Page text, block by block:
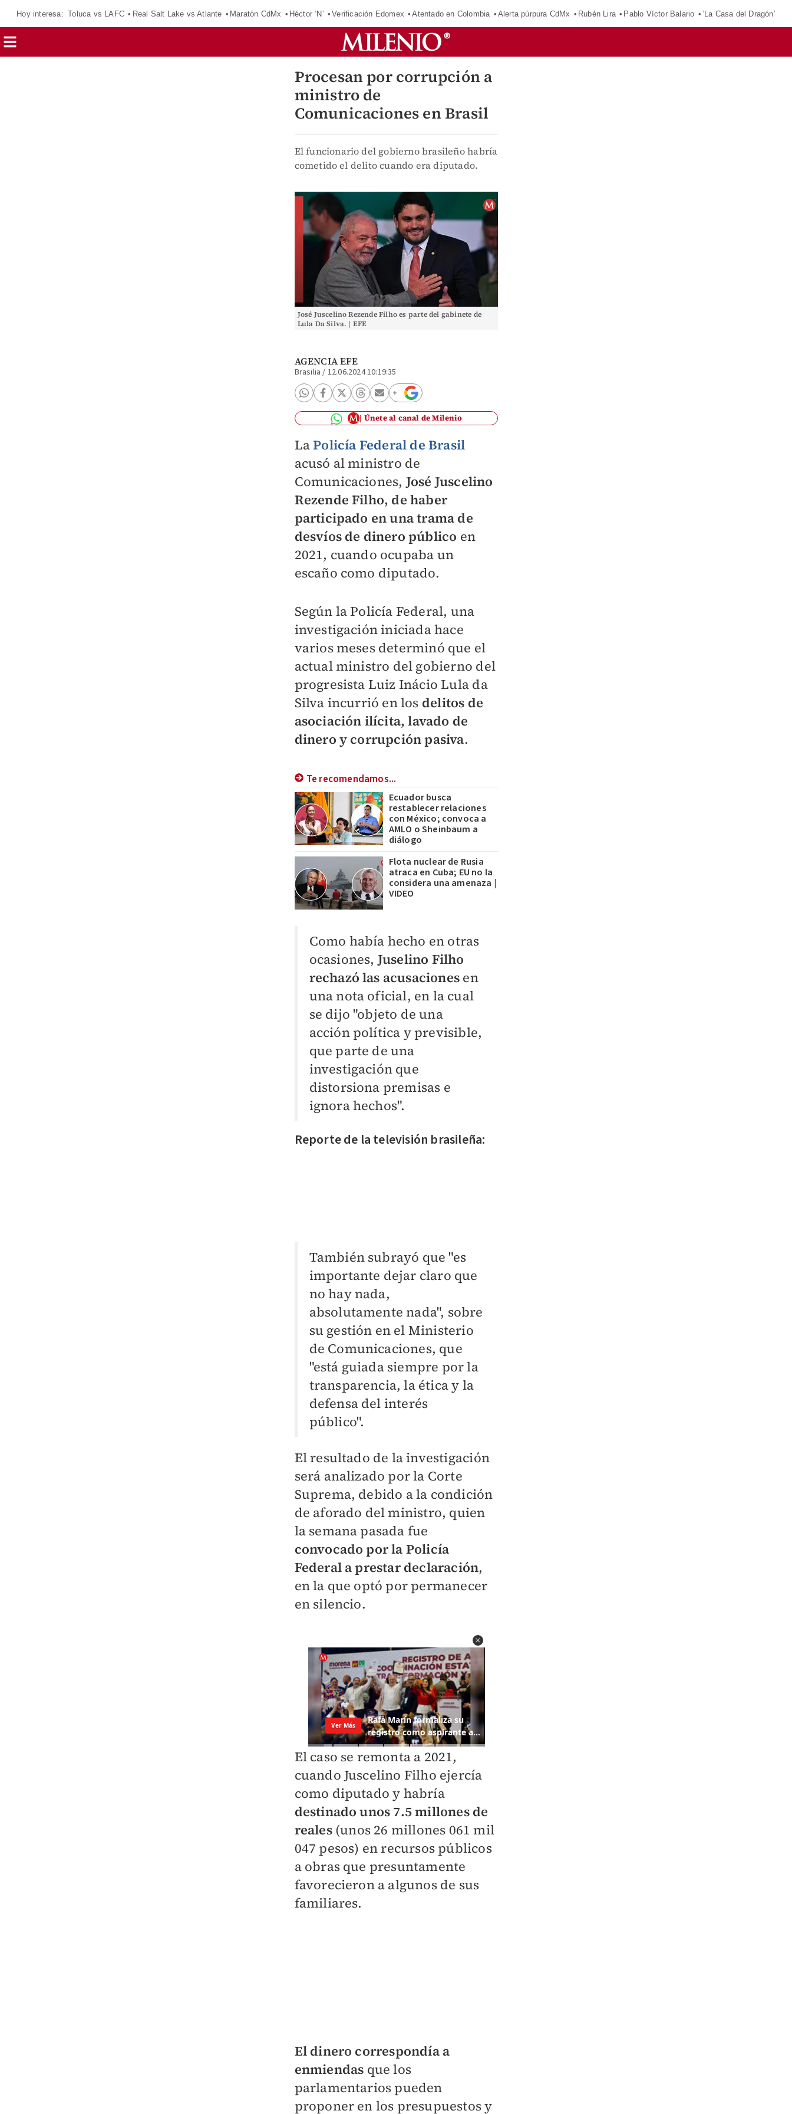
Hoy interesa: Toluca vs LAFC Real Salt Lake vs Atlante Maratón CdMx Héctor ‘N’ Verificación Edomex Atentado en Colombia Alerta púrpura CdMx Rubén Lira Pablo Víctor Balario ‘La Casa del Dragón’
Procesan por corrupción a
ministro de
Comunicaciones en Brasil
El funcionario del gobierno brasileño habría
cometido el delito cuando era diputado.
José Juscelino Rezende Filho es parte del gabinete de
Lula Da Silva. | EFE
AGENCIA EFE
Brasilia / 12.06.2024 10:19:35
Únete al canal de Milenio
LaPolicía Federal de Brasil
acusó al ministro de
Comunicaciones, José Juscelino
Rezende Filho, de haber
participado en una trama de
desvíos de dinero público en
2021, cuando ocupaba un
escaño como diputado.
Según la Policía Federal, una
investigación iniciada hace
varios meses determinó que el
actual ministro del gobierno del
progresista Luiz Inácio Lula da
Silva incurrió en los delitos de
asociación ilícita, lavado de
dinero y corrupción pasiva.
Te recomendamos...
Ecuador busca
restablecer relaciones
con México; convoca a
AMLO o Sheinbaum a
diálogo
Flota nuclear de Rusia
atraca en Cuba; EU no la
considera una amenaza |
VIDEO
Como había hecho en otras
ocasiones, Juselino Filho
rechazó las acusaciones en
una nota oficial, en la cual
se dijo "objeto de una
acción política y previsible,
que parte de una
investigación que
distorsiona premisas e
ignora hechos".
Reporte de la televisión brasileña:
También subrayó que "es
importante dejar claro que
no hay nada,
absolutamente nada", sobre
su gestión en el Ministerio
de Comunicaciones, que
"está guiada siempre por la
transparencia, la ética y la
defensa del interés
público".
El resultado de la investigación
será analizado por la Corte
Suprema, debido a la condición
de aforado del ministro, quien
la semana pasada fue
convocado por la Policía
Federal a prestar declaración,
en la que optó por permanecer
en silencio.
El caso se remonta a 2021,
cuando Juscelino Filho ejercía
como diputado y habría
destinado unos 7.5 millones de
reales (unos 26 millones 061 mil
047 pesos) en recursos públicos
a obras que presuntamente
favorecieron a algunos de sus
familiares.
El dinero correspondía a
enmiendas que los
parlamentarios pueden
proponer en los presupuestos y